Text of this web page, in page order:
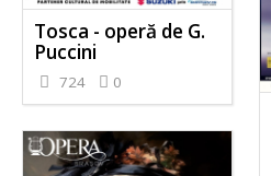
Tosca - operă de G.
Puccini
724 0